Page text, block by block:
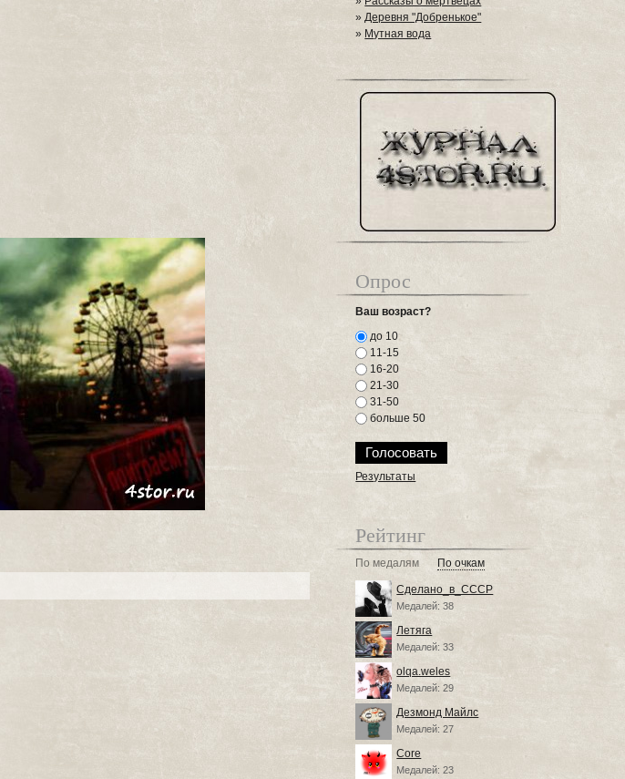
»Деревня "Добренькое"
» Мутная вода
Опрос
Ваш возраст?
до 10
11-15
16-20
21-30
31-50
больше 50
Результаты
Рейтинг
По медалям По очкам
Сделано_в_СССР
Медалей: 38
Летяга
Медалей: 33
olqa.weles
Медалей: 29
Дезмонд Майлс
Медалей: 27
Core
Медалей: 23